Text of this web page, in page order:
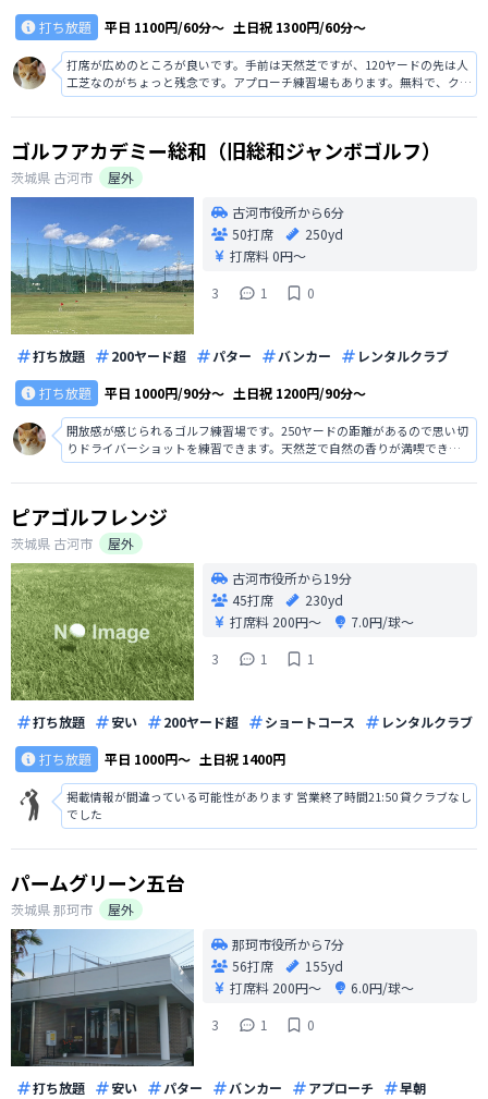
打ち放題 平日 1100円/60分〜 土日祝 1300円/60分〜
打席が広めのところが良いです。手前は天然芝ですが、120ヤードの先は人
工芝なのがちょっと残念です。アプローチ練習場もあります。無料で、クラ
ブ診断が受けられるのもうれしいポイントです。220円でクラブをレンタル
できます。
ゴルフアカデミー総和（旧総和ジャンボゴルフ）
茨城県 古河市
屋外
古河市役所から6分
50打席
250yd
打席料0円〜
3
1 0
打ち放題 200ヤード超 パター バンカー
レンタルクラブ
打ち放題
平日 1000円/90分〜 土日祝 1200円/90分〜
開放感が感じられるゴルフ練習場です。250ヤードの距離があるので思い切
りドライバーショットを練習できます。天然芝で自然の香りが満喫できま
す。休憩所が明るくて居心地が良いです。300円でバンカー練習ができると
ころも良いです。
ピアゴルフレンジ
茨城県 古河市
屋外
古河市役所から19分
45打席
230yd
打席料 200円〜
7.0円/球〜
3
1 1
打ち放題 安い 200ヤード超 ショートコース
レンタルクラブ
打ち放題
平日 1000円〜 土日祝 1400円
掲載情報が間違っている可能性があります 営業終了時間21:50 貸クラブなし
でした
パームグリーン五台
茨城県那珂市
屋外
那珂市役所から7分
56打席
155yd
打席料 200円〜
6.0円/球〜
3
1 0
打ち放題 安い パター バンカー アプローチ
早朝